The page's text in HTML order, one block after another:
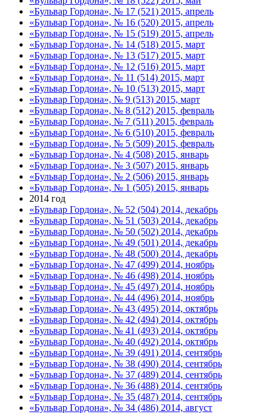
«Бульвар Гордона», № 17 (521) 2015, апрель
«Бульвар Гордона», № 16 (520) 2015, апрель
«Бульвар Гордона», № 15 (519) 2015, апрель
«Бульвар Гордона», № 14 (518) 2015, март
«Бульвар Гордона», № 13 (517) 2015, март
«Бульвар Гордона», № 12 (516) 2015, март
«Бульвар Гордона», № 11 (514) 2015, март
«Бульвар Гордона», № 10 (513) 2015, март
«Бульвар Гордона», № 9 (513) 2015, март
«Бульвар Гордона», № 8 (512) 2015, февраль
«Бульвар Гордона», № 7 (511) 2015, февраль
«Бульвар Гордона», № 6 (510) 2015, февраль
«Бульвар Гордона», № 5 (509) 2015, февраль
«Бульвар Гордона», № 4 (508) 2015, январь
«Бульвар Гордона», № 3 (507) 2015, январь
«Бульвар Гордона», № 2 (506) 2015, январь
«Бульвар Гордона», № 1 (505) 2015, январь
2014 год
«Бульвар Гордона», № 52 (504) 2014, декабрь
«Бульвар Гордона», № 51 (503) 2014, декабрь
«Бульвар Гордона», № 50 (502) 2014, декабрь
«Бульвар Гордона», № 49 (501) 2014, декабрь
«Бульвар Гордона», № 48 (500) 2014, декабрь
«Бульвар Гордона», № 47 (499) 2014, ноябрь
«Бульвар Гордона», № 46 (498) 2014, ноябрь
«Бульвар Гордона», № 45 (497) 2014, ноябрь
«Бульвар Гордона», № 44 (496) 2014, ноябрь
«Бульвар Гордона», № 43 (495) 2014, октябрь
«Бульвар Гордона», № 42 (494) 2014, октябрь
«Бульвар Гордона», № 41 (493) 2014, октябрь
«Бульвар Гордона», № 40 (492) 2014, октябрь
«Бульвар Гордона», № 39 (491) 2014, сентябрь
«Бульвар Гордона», № 38 (490) 2014, сентябрь
«Бульвар Гордона», № 37 (489) 2014, сентябрь
«Бульвар Гордона», № 36 (488) 2014, сентябрь
«Бульвар Гордона», № 35 (487) 2014, сентябрь
«Бульвар Гордона», № 34 (486) 2014, август